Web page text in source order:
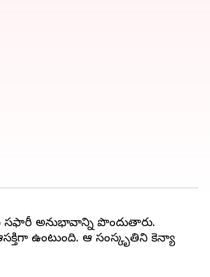
సఫారీ అనుభావాన్ని పొందుతారు.
ఉంటుంది. ఆ సంస్కృతిని కెన్యా